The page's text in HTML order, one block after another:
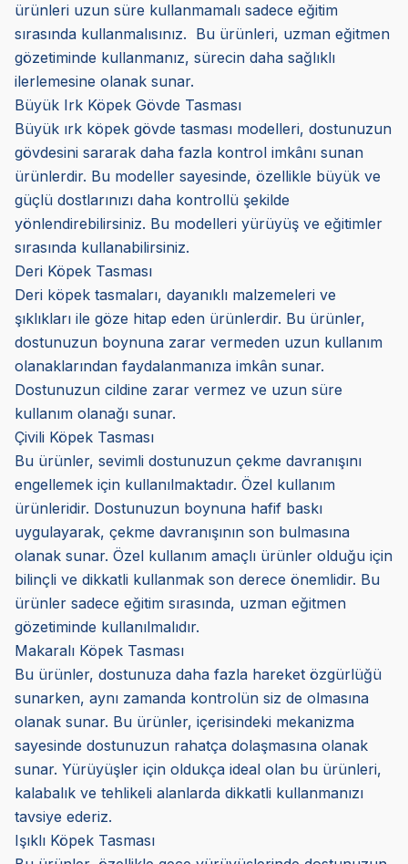
ürünleri uzun süre kullanmamalı sadece eğitim
sırasında kullanmalısınız. Bu ürünleri, uzman eğitmen
gözetiminde kullanmanız, sürecin daha sağlıklı
ilerlemesine olanak sunar.
Büyük Irk Köpek Gövde Tasması
Büyük ırk köpek gövde tasması modelleri, dostunuzun
gövdesini sararak daha fazla kontrol imkânı sunan
ürünlerdir. Bu modeller sayesinde, özellikle büyük ve
güçlü dostlarınızı daha kontrollü şekilde
yönlendirebilirsiniz. Bu modelleri yürüyüş ve eğitimler
sırasında kullanabilirsiniz.
Deri Köpek Tasması
Deri köpek tasmaları, dayanıklı malzemeleri ve
şıklıkları ile göze hitap eden ürünlerdir. Bu ürünler,
dostunuzun boynuna zarar vermeden uzun kullanım
olanaklarından faydalanmanıza imkân sunar.
Dostunuzun cildine zarar vermez ve uzun süre
kullanım olanağı sunar.
Çivili Köpek Tasması
Bu ürünler, sevimli dostunuzun çekme davranışını
engellemek için kullanılmaktadır. Özel kullanım
ürünleridir. Dostunuzun boynuna hafif baskı
uygulayarak, çekme davranışının son bulmasına
olanak sunar. Özel kullanım amaçlı ürünler olduğu için
bilinçli ve dikkatli kullanmak son derece önemlidir. Bu
ürünler sadece eğitim sırasında, uzman eğitmen
gözetiminde kullanılmalıdır.
Makaralı Köpek Tasması
Bu ürünler, dostunuza daha fazla hareket özgürlüğü
sunarken, aynı zamanda kontrolün siz de olmasına
olanak sunar. Bu ürünler, içerisindeki mekanizma
sayesinde dostunuzun rahatça dolaşmasına olanak
sunar. Yürüyüşler için oldukça ideal olan bu ürünleri,
kalabalık ve tehlikeli alanlarda dikkatli kullanmanızı
tavsiye ederiz.
Işıklı Köpek Tasması